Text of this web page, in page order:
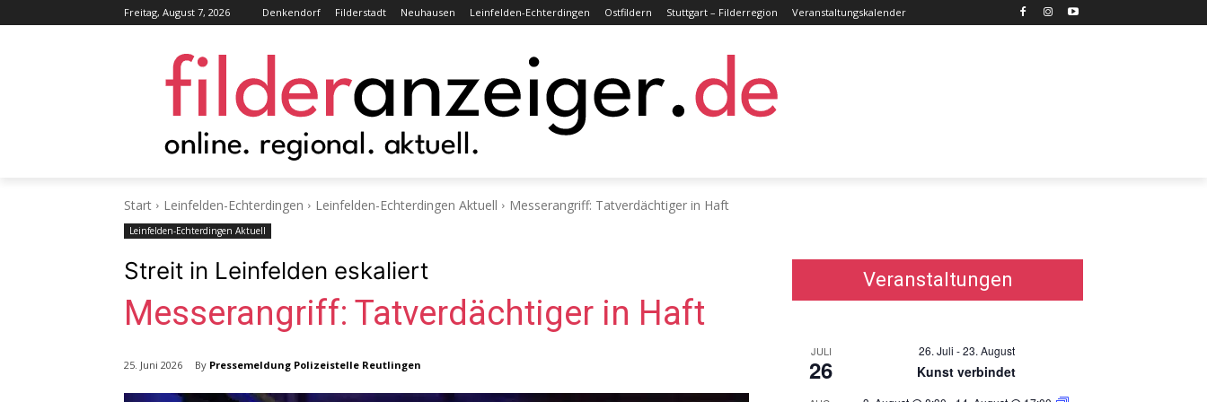
Freitag, August 7, 2026 Denkendorf Filderstadt Neuhausen Leinfelden-Echterdingen Ostfildern Stuttgart – Filderregion Veranstaltungskalender
Start Leinfelden-Echterdingen Leinfelden-Echterdingen Aktuell Messerangriff: Tatverdächtiger in Haft
Leinfelden-Echterdingen Aktuell
Streit in Leinfelden eskaliert
Messerangriff: Tatverdächtiger in Haft
25. Juni 2026 By Pressemeldung Polizeistelle Reutlingen
Veranstaltungen
JULI
26
26. Juli -23. August
Kunst verbindet